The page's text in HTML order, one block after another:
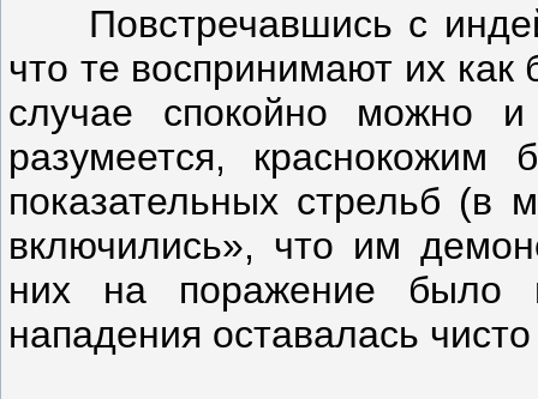
Повстречавшись с
что те воспринимают их
случае спокойно можно и
разумеется,
показательных стрельб
включились», что им
них на поражение было
нападения оставалась чисто